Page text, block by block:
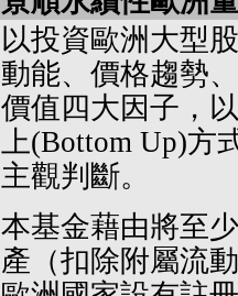
以投資歐洲大型
動能、價格趨勢
價值四大因子，
上(Bottom Up)方
主觀判斷。
本基金藉由將至
產（扣除附屬流